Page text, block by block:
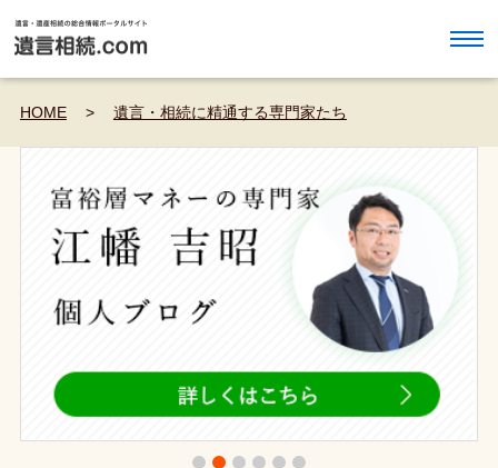
HOME > 遺言・相続に精通する専門家たち